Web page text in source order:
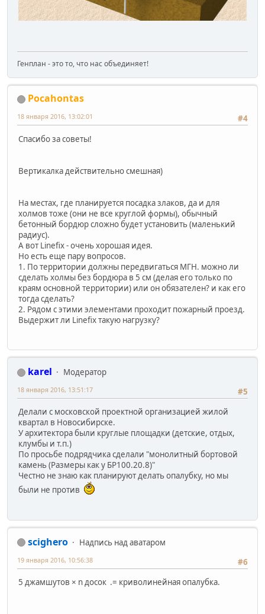
Генплан - это то, что нас объединяет!
Pocahontas
#4
18 января 2016, 13:02:01
Спасибо за советы!
Вертикалка действительно смешная)
На местах, где планируется посадка злаков, да и для
холмов тоже (они не все круглой формы), обычный
бетонный бордюр сложно будет установить (маленький
радиус).
А вот Linefix - очень хорошая идея.
Но есть еще пару вопросов.
1. По территории должны передвигаться МГН. можно ли
сделать холмы без бордюра в 5 см (делая его только по
краям основной территории) или он обязателен? и как его
тогда сделать?
2. Рядом с этими элементами проходит пожарный проезд.
Выдержит ли Linefix такую нагрузку?
karel
Модератор
#5
18 января 2016, 13:51:17
Делали с московской проектной организацией жилой
квартал в Новосибирске.
У архитектора были круглые площадки (детские, отдых,
клумбы и т.п.)
По просьбе подрядчика сделали "монолитный бортовой
камень (Размеры как у БР100.20.8)"
Честно не знаю как планируют делать опалубку, но мы
были не против
scighero
Надпись над аватаром
#6
19 января 2016, 10:56:38
5 джамшутов × n досок .= криволинейная опалубка.